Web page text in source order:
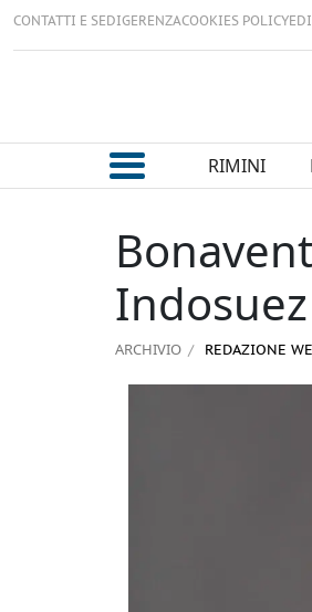
CONTATTI E SEDIGERENZACOOKIES POLICY
RIMINI
ARCHIVIO REDAZIONE